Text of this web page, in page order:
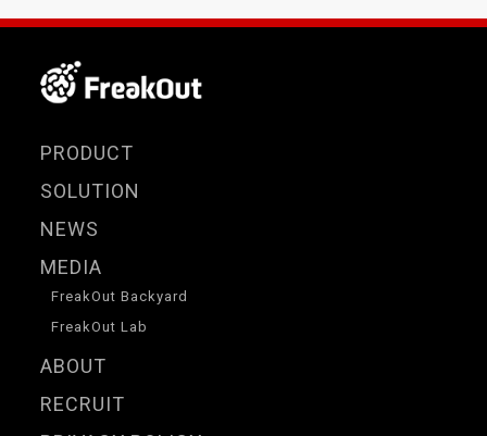
PRODUCT
SOLUTION
NEWS
MEDIA
FreakOut Backyard
FreakOut Lab
ABOUT
RECRUIT